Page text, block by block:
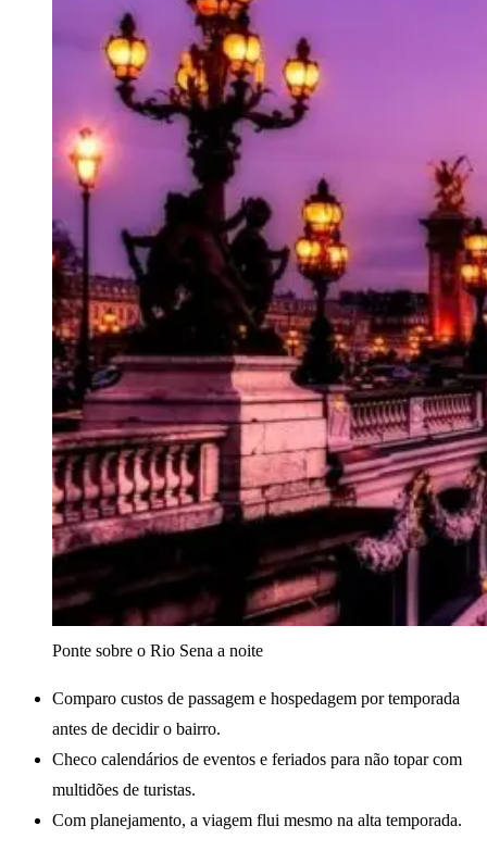
Ponte sobre o Rio Sena a noite
Comparo custos de passagem e hospedagem por temporada
antes de decidir o bairro.
Checo calendários de eventos e feriados para não topar com
multidões de turistas.
Com planejamento, a viagem flui mesmo na alta temporada.